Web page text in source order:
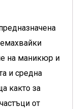
на маникюр и
и средна
както за
от